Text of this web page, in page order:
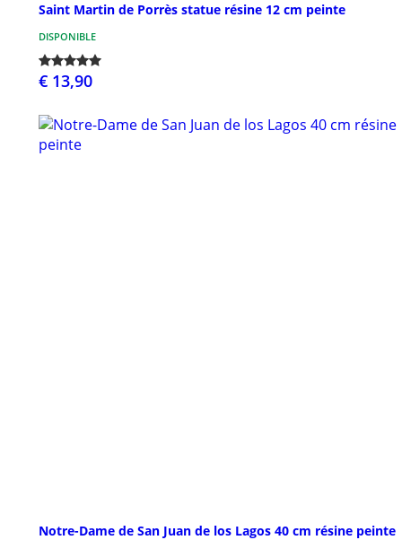
Saint Martin de Porrès statue résine 12 cm peinte
DISPONIBLE
€ 13,90
Notre-Dame de San Juan de los Lagos 40 cm résine peinte